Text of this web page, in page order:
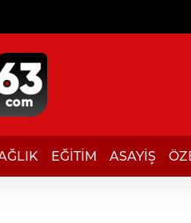
EĞİTİM ASAYİŞ